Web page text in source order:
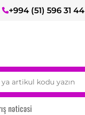
+994 (51) 596 31 44
nəticəsi